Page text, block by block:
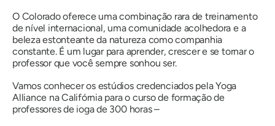
O Colorado oferece uma combinação rara de treinamento
de nível internacional, uma comunidade acolhedora e a
beleza estonteante da natureza como companhia
constante. É um lugar para aprender, crescer e se tornar o
professor que você sempre sonhou ser.
Vamos conhecer os estúdios credenciados pela Yoga
Alliance na Califórnia para o curso de formação de
professores de ioga de 300 horas –